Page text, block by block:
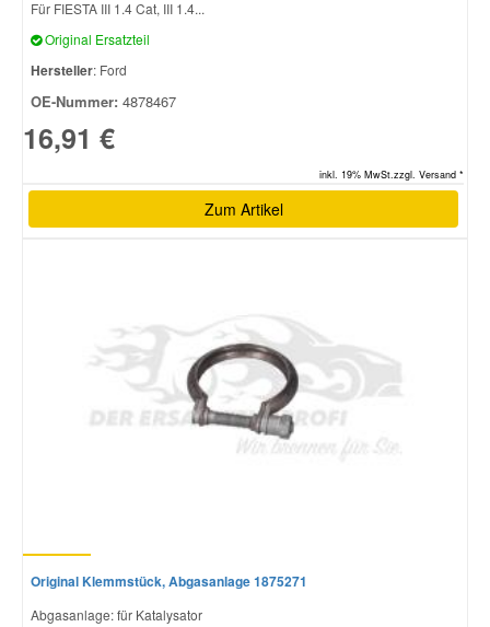
Für FIESTA III 1.4 Cat, III 1.4...
Original Ersatzteil
Hersteller: Ford
OE-Nummer: 4878467
16,91 €
inkl. 19% MwSt.zzgl. Versand *
Zum Artikel
Original Klemmstück, Abgasanlage 1875271
Abgasanlage: für Katalysator